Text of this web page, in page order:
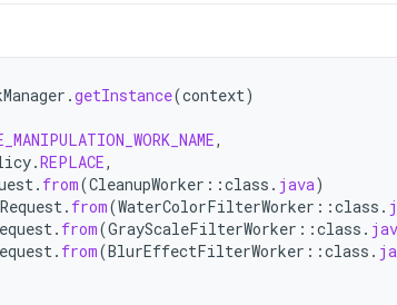
.getInstance(context)
,
.REPLACE,
. from(CleanupWorker ::class . java)
. from(WaterColorFilterWorker ::class .
. from(GrayScaleFilterWorker ::class .
. from(BlurEffectFilterWorker ::class .